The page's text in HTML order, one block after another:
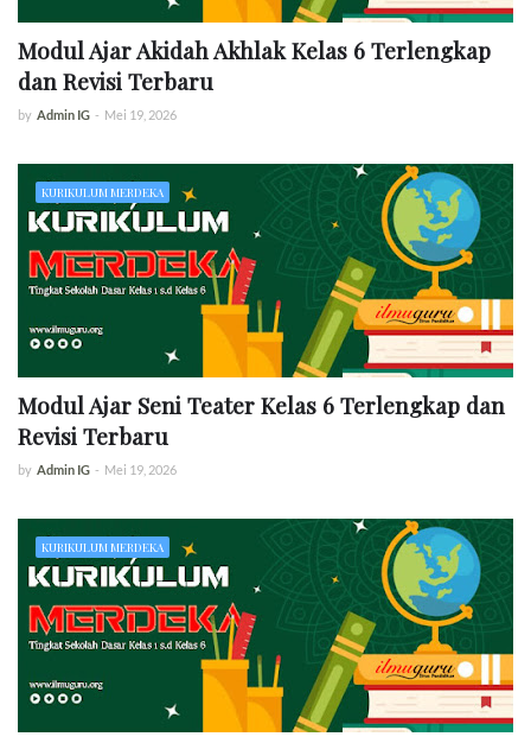
Modul Ajar Akidah Akhlak Kelas 6 Terlengkap
dan Revisi Terbaru
by Admin IG - Mei 19, 2026
KURIKULUM MERDEKA
Modul Ajar Seni Teater Kelas 6 Terlengkap dan
Revisi Terbaru
by Admin IG - Mei 19, 2026
KURIKULUM MERDEKA